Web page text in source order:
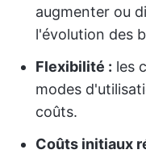
augmenter ou
l'évolution des
Flexibilité : les
modes
coûts.
Coûts initiaux